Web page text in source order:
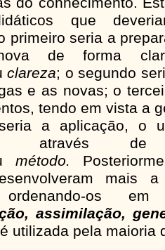
que
primeiro seria a
de forma
clareza; o segundo
e as novas; o
tendo em vista a
a aplicação, o
através
método.
mais
ordenando-os
assimilação,
utilizada pela maioria